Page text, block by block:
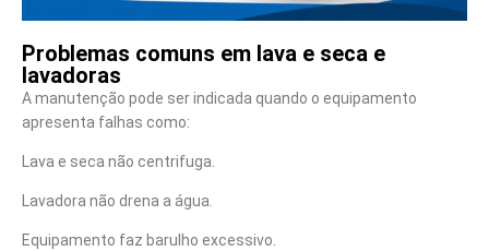
Problemas comuns em lava e seca e
lavadoras
A manutenção pode ser indicada quando o equipamento
apresenta falhas como:
Lava e seca não centrifuga.
Lavadora não drena a água.
Equipamento faz barulho excessivo.